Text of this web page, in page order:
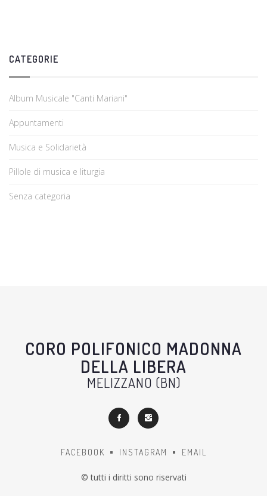
CATEGORIE
Album Musicale "Canti Mariani"
Appuntamenti
Musica e Solidarietà
Pillole di musica e liturgia
Senza categoria
CORO POLIFONICO MADONNA
DELLA LIBERA
MELIZZANO (BN)
FACEBOOK INSTAGRAM EMAIL
© tutti i diritti sono riservati